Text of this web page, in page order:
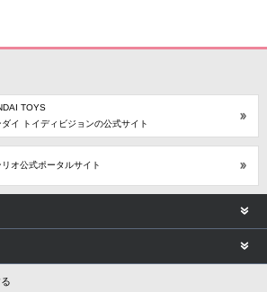
TOYS
ダイ トイディビジョンの公式サイト
リオ公式ポータルサイト